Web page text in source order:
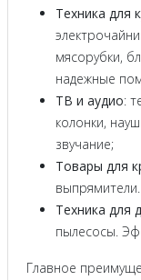
Техника для
мясорубки,
надежные
ТВ и аудио:
колонки,
звучание;
Товары для
Техника для
пылесосы.
Главное